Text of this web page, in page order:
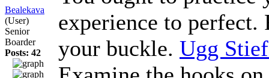
Bealekava
(User)
Senior
Boarder
Posts: 42
experience to
your buckle. Ugg